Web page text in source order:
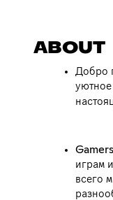
ABOUT
Добро
играм
всего